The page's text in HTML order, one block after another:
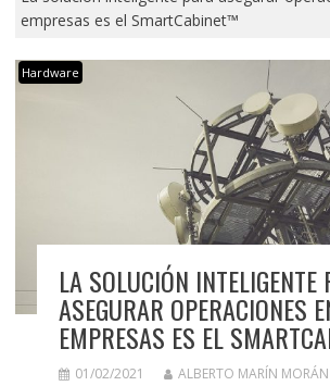
empresas es el SmartCabinet™
Hardware
LA SOLUCIÓN INTELIGENTE
ASEGURAR OPERACIONES
EMPRESAS ES EL
01/02/2021
ALBERTO MARÍN MORÁN